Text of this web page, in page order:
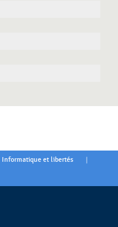
Informatique et libertés |